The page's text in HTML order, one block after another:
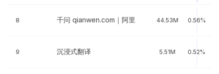
8 千问 qianwen.com｜阿里 44.53M 0.56%
9 沉浸式翻译 5.51M 0.52%